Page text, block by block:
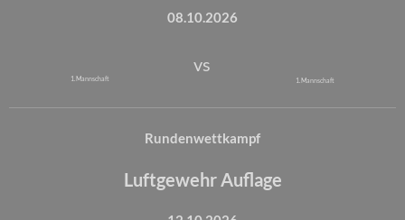
08.10.2026
1. Mannschaft
vs
1. Mannschaft
Rundenwettkampf
Luftgewehr Auflage